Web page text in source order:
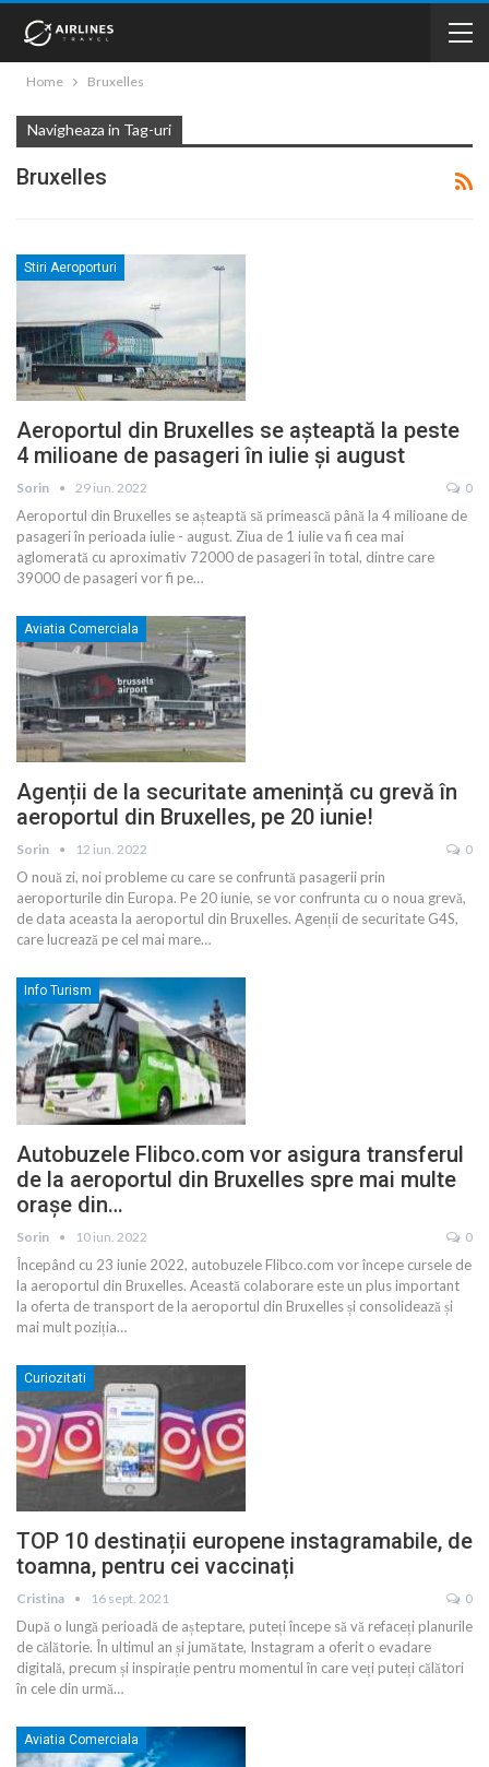
Home Bruxelles
Navigheaza in Tag-uri
Bruxelles
Stiri Aeroporturi
Aeroportul din Bruxelles se așteaptă la peste
4 milioane de pasageri în iulie și august
Sorin 29 iun. 2022 0
Aeroportul din Bruxelles se așteaptă să primească până la 4 milioane de
pasageri în perioada iulie - august. Ziua de 1 iulie va fi cea mai
aglomerată cu aproximativ 72000 de pasageri în total, dintre care
39000 de pasageri vor fi pe…
Aviatia Comerciala
Agenții de la securitate amenință cu grevă în
aeroportul din Bruxelles, pe 20 iunie!
Sorin 12 iun. 2022 0
O nouă zi, noi probleme cu care se confruntă pasagerii prin
aeroporturile din Europa. Pe 20 iunie, se vor confrunta cu o noua grevă,
de data aceasta la aeroportul din Bruxelles. Agenții de securitate G4S,
care lucrează pe cel mai mare…
Info Turism
Autobuzele Flibco.com vor asigura transferul
de la aeroportul din Bruxelles spre mai multe
orașe din…
Sorin 10 iun. 2022 0
Începând cu 23 iunie 2022, autobuzele Flibco.com vor începe cursele de
la aeroportul din Bruxelles. Această colaborare este un plus important
la oferta de transport de la aeroportul din Bruxelles și consolidează și
mai mult poziția…
Curiozitati
TOP 10 destinații europene instagramabile, de
toamna, pentru cei vaccinați
Cristina 16 sept. 2021 0
După o lungă perioadă de așteptare, puteți începe să vă refaceți planurile
de călătorie. În ultimul an și jumătate, Instagram a oferit o evadare
digitală, precum și inspirație pentru momentul în care veți puteți călători
în cele din urmă…
Aviatia Comerciala